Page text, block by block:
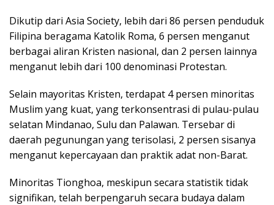
Dikutip dari Asia Society, lebih dari 86 persen penduduk
Filipina beragama Katolik Roma, 6 persen menganut
berbagai aliran Kristen nasional, dan 2 persen lainnya
menganut lebih dari 100 denominasi Protestan.
Selain mayoritas Kristen, terdapat 4 persen minoritas
Muslim yang kuat, yang terkonsentrasi di pulau-pulau
selatan Mindanao, Sulu dan Palawan. Tersebar di
daerah pegunungan yang terisolasi, 2 persen sisanya
menganut kepercayaan dan praktik adat non-Barat.
Minoritas Tionghoa, meskipun secara statistik tidak
signifikan, telah berpengaruh secara budaya dalam